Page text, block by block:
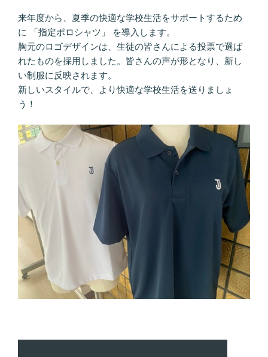
来年度から、夏季の快適な学校生活をサポートするため
に 「指定ポロシャツ」 を導入します。
胸元のロゴデザインは、生徒の皆さんによる投票で選ば
れたものを採用しました。皆さんの声が形となり、新し
い制服に反映されます。
新しいスタイルで、より快適な学校生活を送りましょ
う！